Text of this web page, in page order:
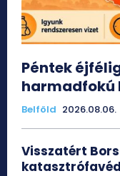
Péntek
harmadfokú
Belföld 2026.08.06.
Visszatért